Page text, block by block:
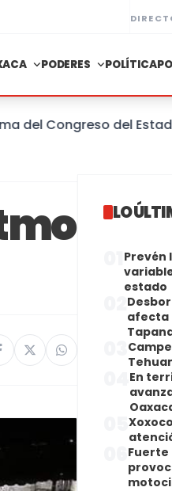
PODERES POLÍTICA
Congreso del Estado
LO
Prevén
estado
afecta
En